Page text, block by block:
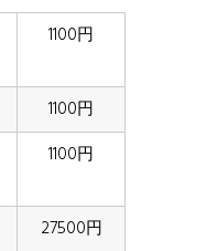
1100円
1100円
1100円
27500円